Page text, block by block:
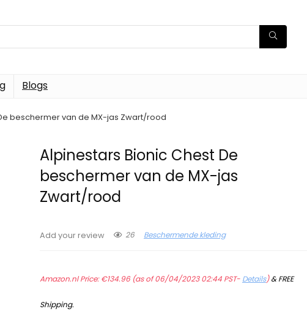
Blogs
beschermer van de MX-jas Zwart/rood
Alpinestars Bionic Chest De
beschermer van de MX-jas
Zwart/rood
Add your review 26 Beschermende kleding
Amazon.nl Price:€134.96(as of 06/04/2023 02:44 PST- Details)&FREE
Shipping.